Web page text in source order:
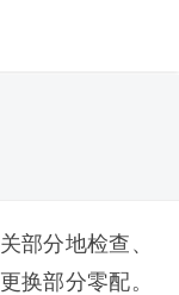
部分地检查、
换部分零配。